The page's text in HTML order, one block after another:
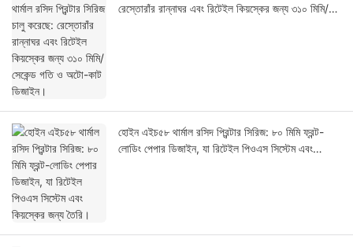
রেস্তোরাঁর রান্নাঘর এবং রিটেইল কিয়স্কের জন্য ৩১০ মিমি/
হোইন এইচ৫৮ থার্মাল রসিদ প্রিন্টার সিরিজ: ৮০ মিমি ফ্রন্ট-
লোডিং পেপার ডিজাইন, যা রিটেইল পিওএস সিস্টেম এবং